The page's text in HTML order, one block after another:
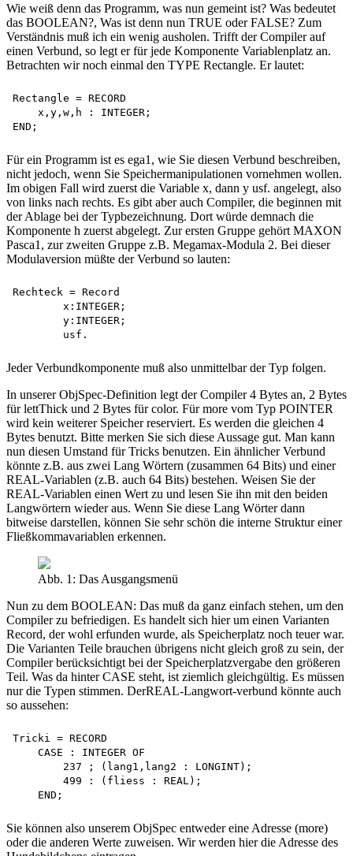
Wie weiß denn das Programm, was nun gemeint ist? Was bedeutet
das BOOLEAN?, Was ist denn nun TRUE oder FALSE? Zum
Verständnis muß ich ein wenig ausholen. Trifft der Compiler auf
einen Verbund, so legt er für jede Komponente Variablenplatz an.
Betrachten wir noch einmal den TYPE Rectangle. Er lautet:
Rectangle = RECORD
    x,y,w,h : INTEGER;
Für ein Programm ist es ega1, wie Sie diesen Verbund beschreiben,
nicht jedoch, wenn Sie Speichermanipulationen vornehmen wollen.
Im obigen Fall wird zuerst die Variable x, dann y usf. angelegt, also
von links nach rechts. Es gibt aber auch Compiler, die beginnen mit
der Ablage bei der Typbezeichnung. Dort würde demnach die
Komponente h zuerst abgelegt. Zur ersten Gruppe gehört MAXON
Pasca1, zur zweiten Gruppe z.B. Megamax-Modula 2. Bei dieser
Modulaversion müßte der Verbund so lauten:
Rechteck = Record
        x:INTEGER;
        y:INTEGER;
Jeder Verbundkomponente muß also unmittelbar der Typ folgen.
In unserer ObjSpec-Definition legt der Compiler 4 Bytes an, 2 Bytes
für lettThick und 2 Bytes für color. Für more vom Typ POINTER
wird kein weiterer Speicher reserviert. Es werden die gleichen 4
Bytes benutzt. Bitte merken Sie sich diese Aussage gut. Man kann
nun diesen Umstand für Tricks benutzen. Ein ähnlicher Verbund
könnte z.B. aus zwei Lang Wörtern (zusammen 64 Bits) und einer
REAL-Variablen (z.B. auch 64 Bits) bestehen. Weisen Sie der
REAL-Variablen einen Wert zu und lesen Sie ihn mit den beiden
Langwörtern wieder aus. Wenn Sie diese Lang Wörter dann
bitweise darstellen, können Sie sehr schön die interne Struktur einer
Fließkommavariablen erkennen.
Abb. 1: Das Ausgangsmenü
Nun zu dem BOOLEAN: Das muß da ganz einfach stehen, um den
Compiler zu befriedigen. Es handelt sich hier um einen Varianten
Record, der wohl erfunden wurde, als Speicherplatz noch teuer war.
Die Varianten Teile brauchen übrigens nicht gleich groß zu sein, der
Compiler berücksichtigt bei der Speicherplatzvergabe den größeren
Teil. Was da hinter CASE steht, ist ziemlich gleichgültig. Es müssen
nur die Typen stimmen. DerREAL-Langwort-verbund könnte auch
so aussehen:
Tricki = RECORD
    CASE : INTEGER OF
        237 ; (lang1,lang2 : LONGINT);
        499 : (fliess : REAL);
Sie können also unserem ObjSpec entweder eine Adresse (more)
oder die anderen Werte zuweisen. Wir werden hier die Adresse des